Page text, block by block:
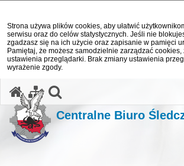
Strona używa plików cookies, aby ułatwić
serwisu oraz do celów statystycznych. Jeśli nie
zgadzasz się na ich użycie oraz zapisanie w pamięci
Pamiętaj, że możesz samodzielnie zarządzać
ustawienia przeglądarki. Brak zmiany ustawienia
wyrażenie zgody.
Centralne Biuro